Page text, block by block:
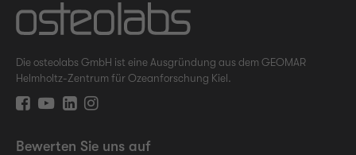
Die osteolabs GmbH ist eine Ausgründung aus dem GEOMAR
Helmholtz-Zentrum für Ozeanforschung Kiel.
Bewerten Sie uns auf